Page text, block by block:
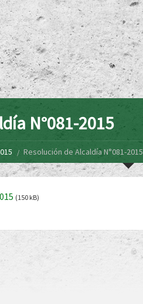
N°081-2015
Resolución de Alcaldía N°081-2015
(150 kB)